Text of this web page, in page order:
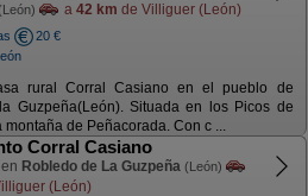
(León) a 42 km de Villiguer (León)
20 €
rural Corral Casiano en el pueblo de
Guzpeña(León). Situada en los Picos de
montaña de Peñacorada. Con c ...
Corral Casiano
Robledo de La Guzpeña (León)
(León)